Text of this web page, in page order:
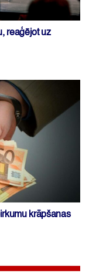
reaģējot uz
krāpšanas